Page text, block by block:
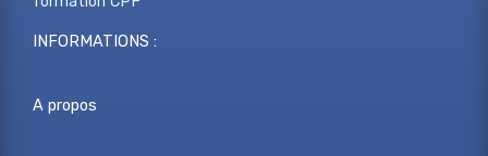
INFORMATIONS :
A propos